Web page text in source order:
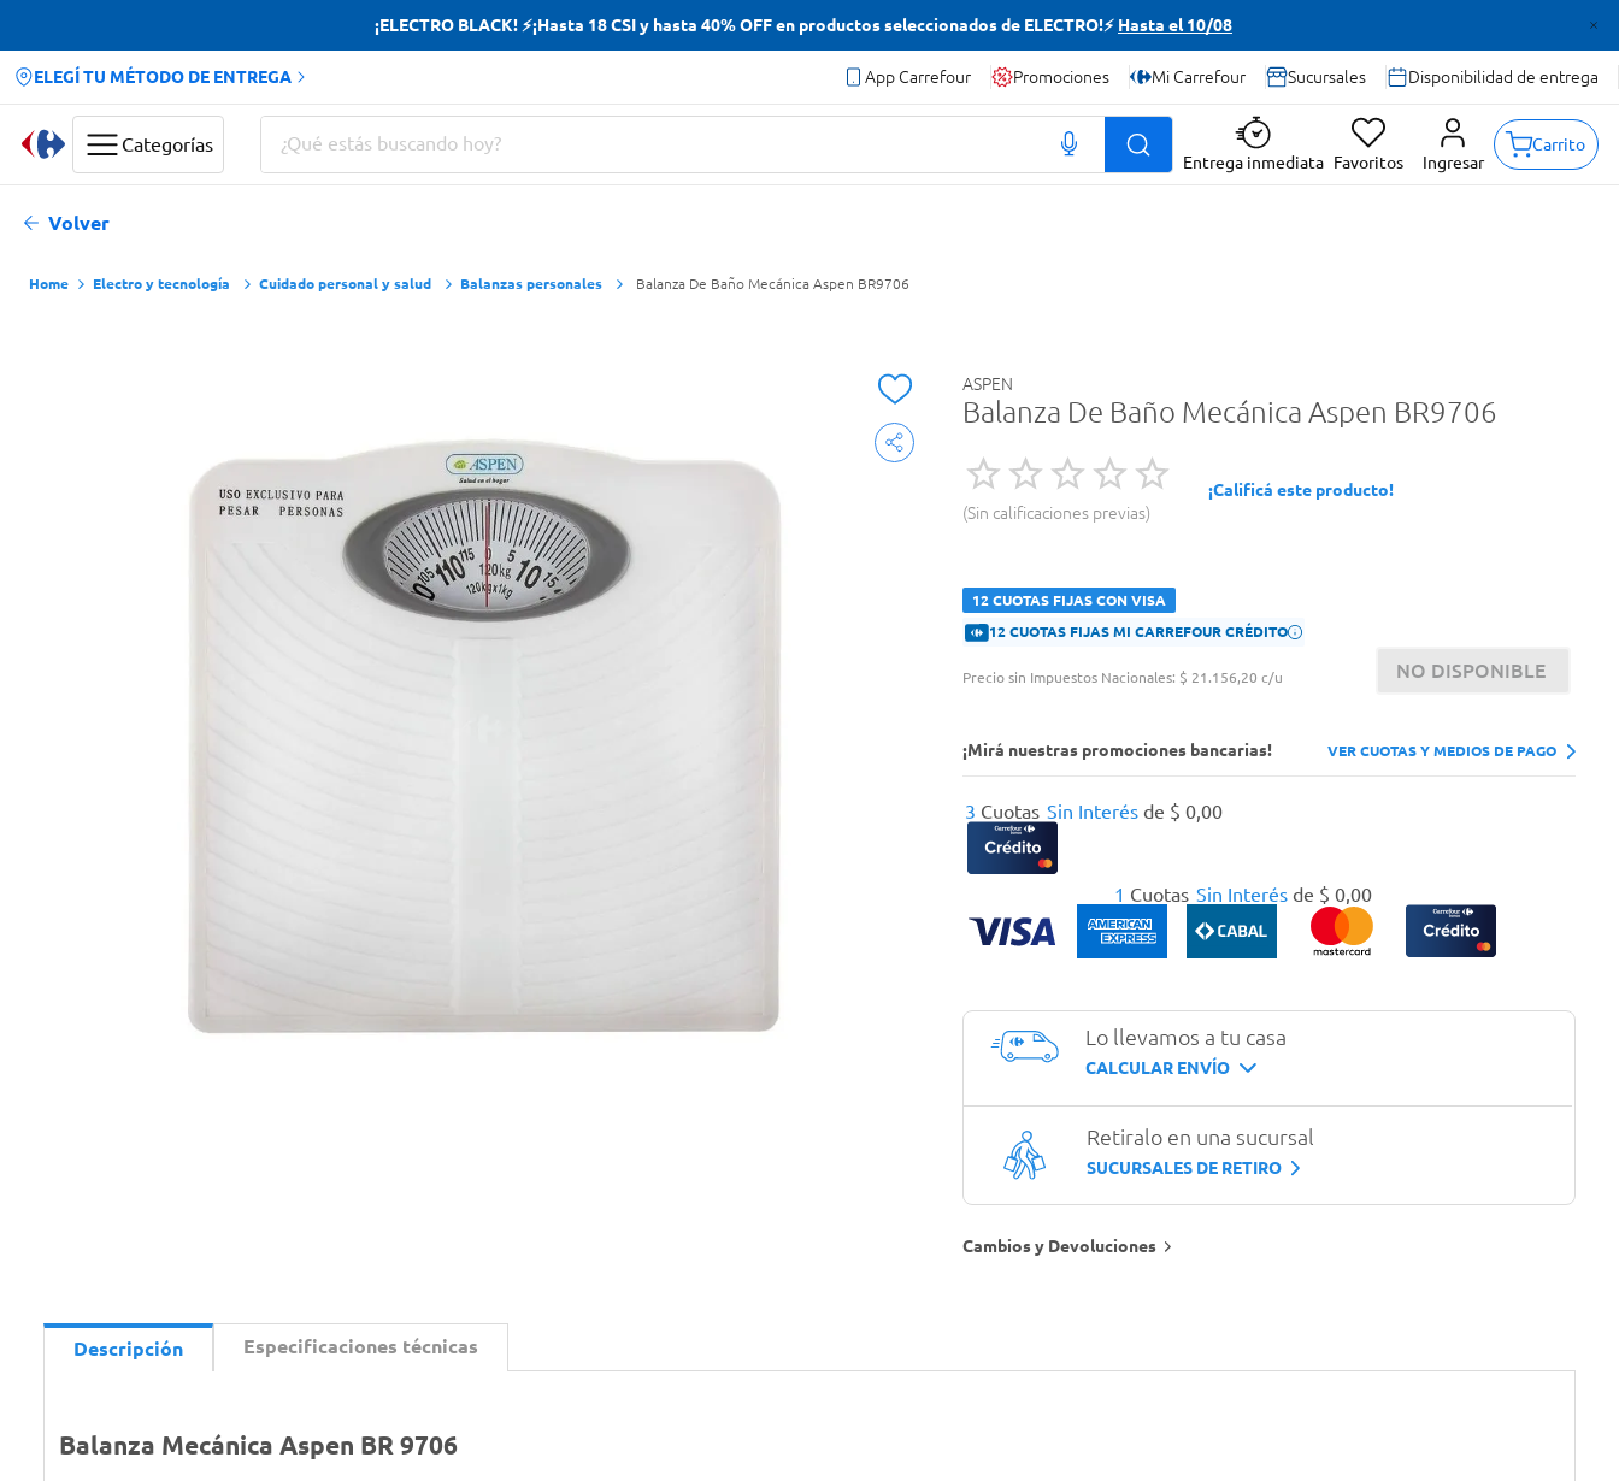
¡ELECTRO BLACK! ⚡¡Hasta 18 CSI y hasta 40% OFF en productos seleccionados de ELECTRO!⚡ Hasta el 10/08
ELEGÍ TU MÉTODO DE ENTREGA App Carrefour Promociones Mi Carrefour Sucursales Disponibilidad de entrega
Categorías
¿Qué estás buscando hoy?
Entrega inmediata Favoritos Ingresar
Carrito
Volver
Electro y tecnología Cuidado personal y salud Balanzas personales Balanza De Baño Mecánica Aspen BR9706
ASPEN
Balanza De Baño Mecánica Aspen BR9706
Sin calificaciones previas
¡Calificá este producto!
12 CUOTAS FIJAS CON VISA
12 CUOTAS FIJAS MI CARREFOUR CRÉDITO
Precio sin Impuestos Nacionales: $ 21.156,20 c/u NO DISPONIBLE
¡Mirá nuestras promociones bancarias! VER CUOTAS Y MEDIOS DE PAGO
1 Cuotas Sin Interésde $ 0,00
3 Cuotas Sin Interés de $ 0,00
Lo llevamos a tu casa
CALCULAR ENVÍO
Retiralo en una sucursal
SUCURSALES DE RETIRO
Cambios y Devoluciones
Descripción Especificaciones técnicas
Balanza Mecánica Aspen BR 9706
Términos más buscados